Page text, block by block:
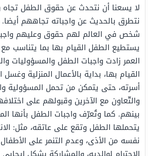
لا يسعنا أن نتحدث عن حقوق الطفل
نتطرق بالحديث عن واجباته تجاههم
شخص في العالم لهم حقوق وعليهم
يستطيع الطفل القيام بها بما يتناسب
العمر زادت واجبات الطفل والمسؤوليات
القيام بها، بداية بالأعمال المنزلية
أسرته، حتى يتمكن من تحمل المسؤولية
والتّعاون مع الآخرين وقبولهم على
بينهم. كما وتُعرّف واجبات الطفل بأنها
يتحملها الطفل وتقع على عاتقه، مثل:
نفسه من الأذى، وعدم التنمر على الأطفال